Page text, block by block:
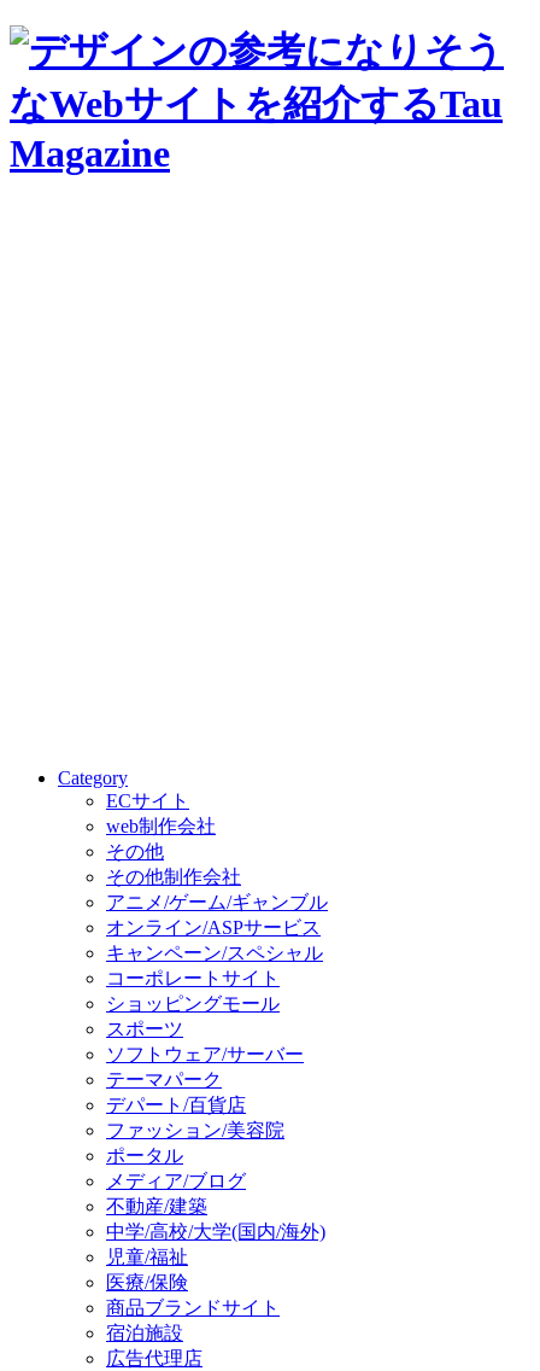
Category
ECサイト
web制作会社
その他
その他制作会社
アニメ/ゲーム/ギャンブル
オンライン/ASPサービス
キャンペーン/スペシャル
コーポレートサイト
ショッピングモール
スポーツ
ソフトウェア/サーバー
テーマパーク
デパート/百貨店
ファッション/美容院
ポータル
メディア/ブログ
不動産/建築
中学/高校/大学(国内/海外)
児童/福祉
医療/保険
商品ブランドサイト
宿泊施設
広告代理店